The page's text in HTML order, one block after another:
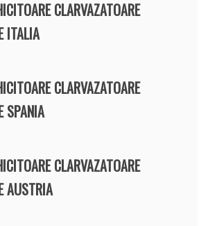
CLARVAZATOARE
ITALIA
CLARVAZATOARE
SPANIA
CLARVAZATOARE
AUSTRIA